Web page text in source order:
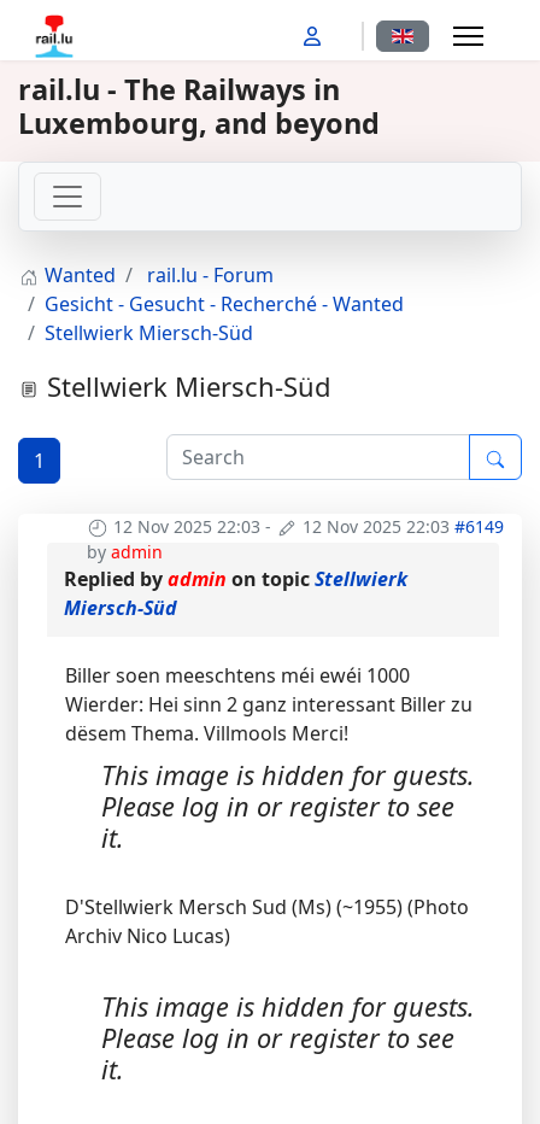
Select your
rail.lu - The Railways in
Luxembourg, and beyond
Wanted
rail.lu - Forum
Gesicht - Gesucht - Recherché - Wanted
Stellwierk Miersch-Süd
Stellwierk Miersch-Süd
1
12 Nov 2025 22:03 - 12 Nov 2025 22:03 #6149
by admin
Replied byadmin on topicStellwierk
Miersch-Süd
Biller soen meeschtens méi ewéi 1000
Wierder: Hei sinn 2 ganz interessant Biller zu
dësem Thema. Villmools Merci!
This image is hidden for guests.
Please log in or register to see
it.
D'Stellwierk Mersch Sud (Ms) (~1955) (Photo
Archiv Nico Lucas)
This image is hidden for guests.
Please log in or register to see
it.